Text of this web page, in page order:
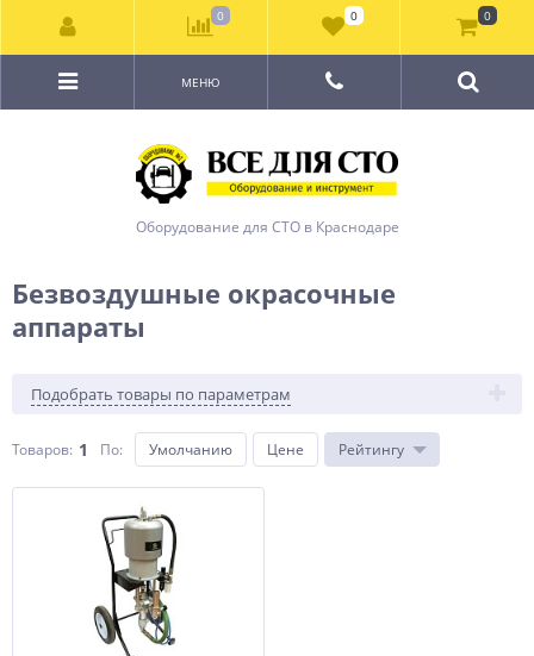
Оборудование для СТО в Краснодаре
МЕНЮ
Безвоздушные окрасочные
аппараты
Подобрать товары по параметрам
Товаров: 1 По: Умолчанию Цене Рейтингу
0 0 0